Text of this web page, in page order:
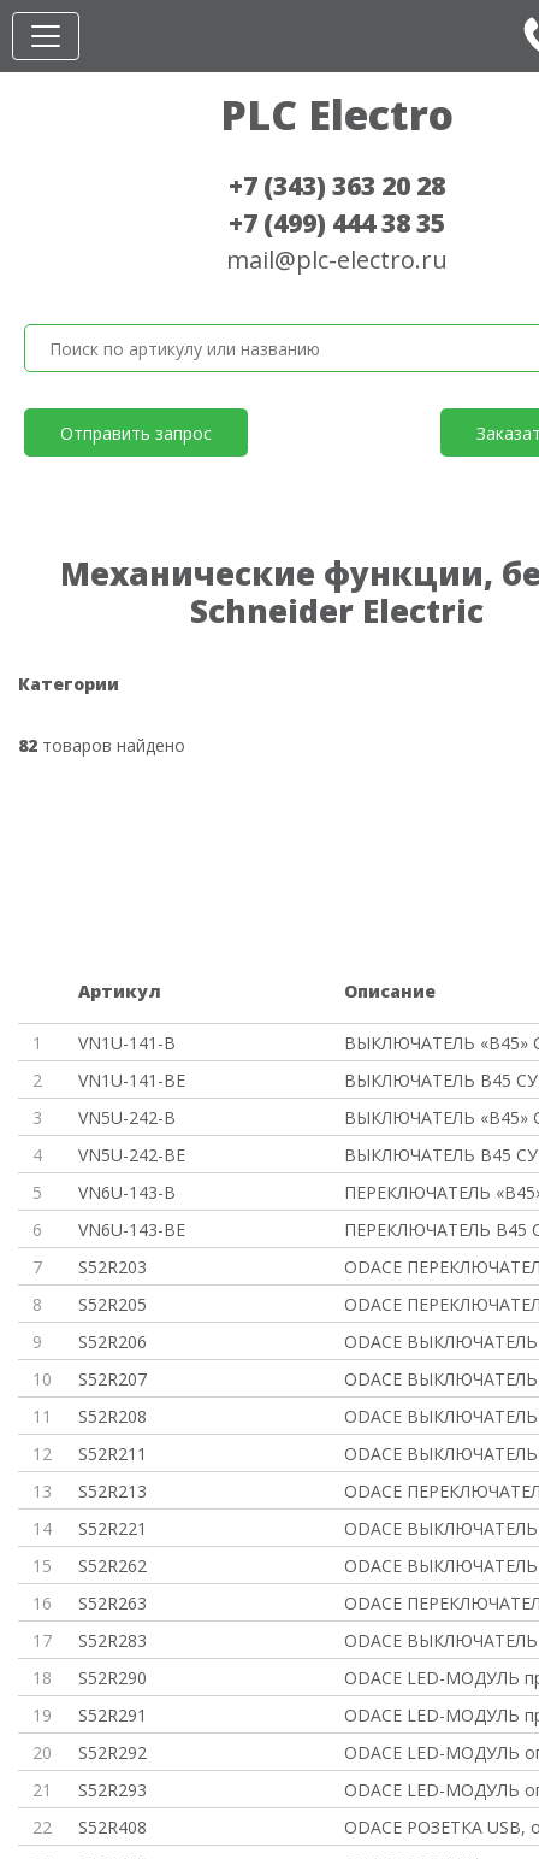
PLC Electro
+7 (343) 363 20 28
+7 (499) 444 38 35
mail@plc-electro.ru
Отправить запрос
Механические функции,
Schneider Electric
Категории
82 товаров найдено
Артикул Описание
1 VN1U-141-B
ВЫКЛЮЧАТЕЛЬ «В45»
2
VN1U-141-BE
ВЫКЛЮЧАТЕЛЬ В45 СУ
3
VN5U-242-B
ВЫКЛЮЧАТЕЛЬ «В45»
4
VN5U-242-BE
ВЫКЛЮЧАТЕЛЬ В45 СУ
5
VN6U-143-B
ПЕРЕКЛЮЧАТЕЛЬ
6
VN6U-143-BE
ПЕРЕКЛЮЧАТЕЛЬ В45
7
S52R203
ODACE
8
S52R205
ODACE
9
S52R206
ODACE ВЫКЛЮЧАТЕЛЬ
10
S52R207
ODACE
11
S52R208
ODACE
12
S52R211
ODACE ВЫКЛЮЧАТЕЛЬ
13
S52R213
ODACE
14
S52R221
ODACE ВЫКЛЮЧАТЕЛЬ
15
S52R262
ODACE ВЫКЛЮЧАТЕЛЬ
16
S52R263
ODACE
17
S52R283
ODACE ВЫКЛЮЧАТЕЛЬ
18
S52R290
ODACE LED-МОДУЛЬ
19
S52R291
ODACE LED-МОДУЛЬ
20
S52R292
ODACE LED-МОДУЛЬ
21
S52R293
ODACE LED-МОДУЛЬ
22
S52R408
ODACE РОЗЕТКА USB,